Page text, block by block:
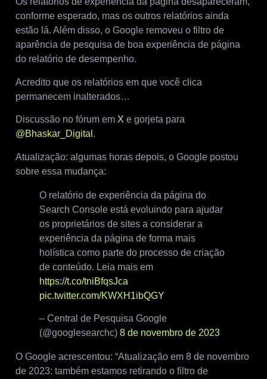
conforme esperado, mas os outros relatórios ainda
estão lá. Além disso, o Google removeu o filtro de
aparência de pesquisa de boa experiência de página
do relatório de desempenho.
Acredito que os relatórios em que você clica
permanecem inalterados…
Discussão no fórum em X e gorjeta para
@Bhaskar_Digital .
Atualização: algumas horas depois, o Google postou
sobre essa mudança:
O relatório de experiência da página do
Search Console está evoluindo para ajudar
os proprietários de sites a considerar a
experiência da página de forma mais
holística como parte do processo de criação
de conteúdo. Leia mais em
https://t.co/tniBfqsJca
pic.twitter.com/KWXH1ibQGY
– Central de Pesquisa Google
(@googlesearchc) 8 de novembro de 2023
O Google acrescentou: “Atualização em 8 de novembro
de 2023: também estamos retirando o filtro de